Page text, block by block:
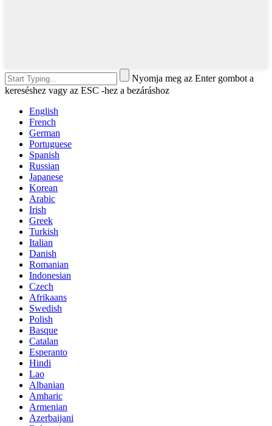
Nyomja meg az Enter gombot a
kereséshez vagy az ESC -hez a bezáráshoz
English
French
German
Portuguese
Spanish
Russian
Japanese
Korean
Arabic
Irish
Greek
Turkish
Italian
Danish
Romanian
Indonesian
Czech
Afrikaans
Swedish
Polish
Basque
Catalan
Esperanto
Hindi
Lao
Albanian
Amharic
Armenian
Azerbaijani